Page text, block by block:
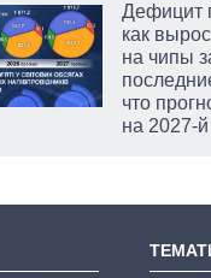
Дефицит
как
на чипы
что
на 2027-й